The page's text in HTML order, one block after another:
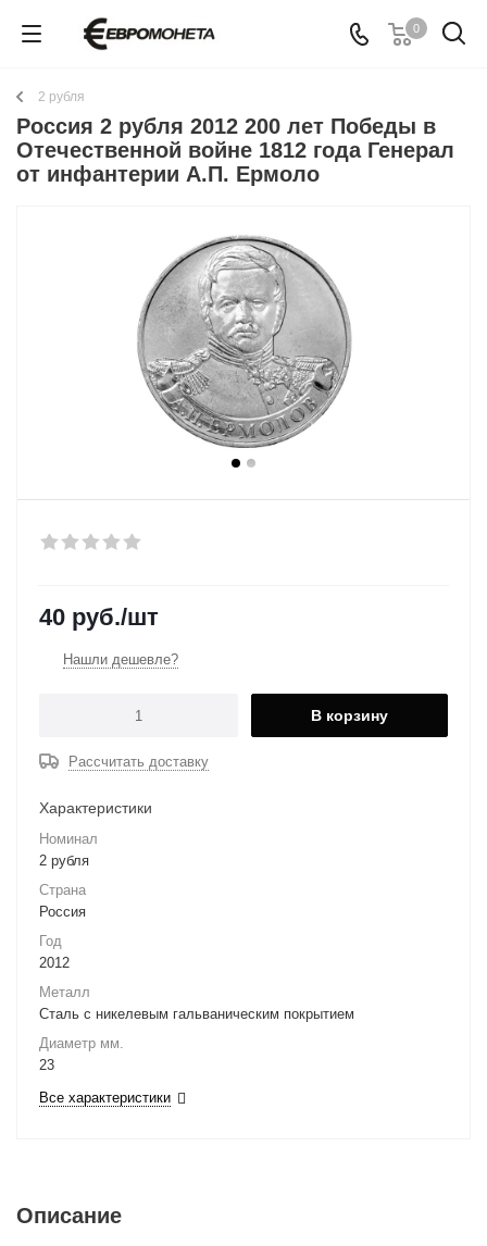
0
2 рубля
Россия 2 рубля 2012 200 лет Победы в
Отечественной войне 1812 года Генерал
от инфантерии А.П. Ермоло
40 руб./шт
Нашли дешевле?
В корзину
Рассчитать доставку
Характеристики
Номинал
2 рубля
Страна
Россия
Год
2012
Металл
Сталь с никелевым гальваническим покрытием
Диаметр мм.
23
Все характеристики
Описание